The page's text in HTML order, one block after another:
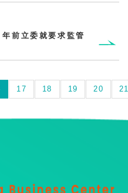
前立委就要求監管
17 18 19 20